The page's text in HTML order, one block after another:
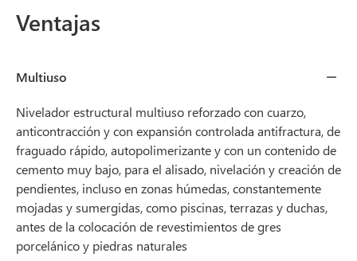
Ventajas
Multiuso
Nivelador estructural multiuso reforzado con cuarzo,
anticontracción y con expansión controlada antifractura, de
fraguado rápido, autopolimerizante y con un contenido de
cemento muy bajo, para el alisado, nivelación y creación de
pendientes, incluso en zonas húmedas, constantemente
mojadas y sumergidas, como piscinas, terrazas y duchas,
antes de la colocación de revestimientos de gres
porcelánico y piedras naturales